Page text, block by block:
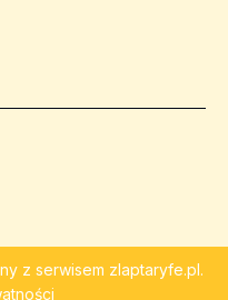
z serwisem zlaptaryfe.pl.